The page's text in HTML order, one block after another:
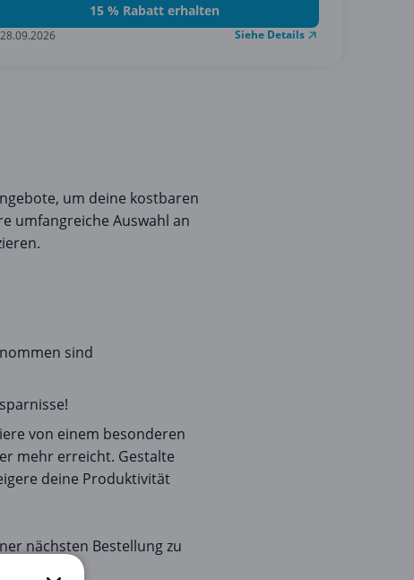
15 % Rabatt erhalten
28.09.2026 Siehe Details
um deine kostbaren
umfangreiche Auswahl an
sind
von einem besonderen
mehr erreicht. Gestalte
deine Produktivität
nächsten Bestellung zu